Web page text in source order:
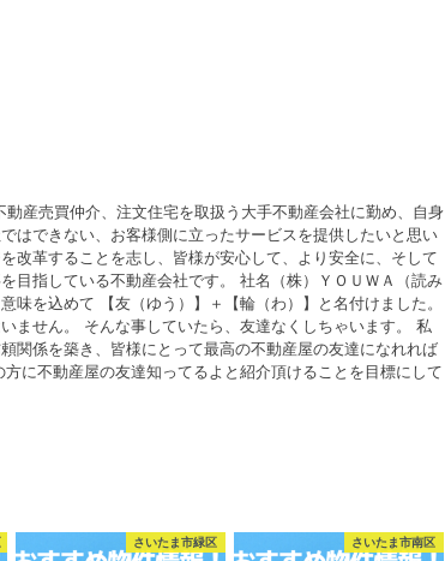
産売買仲介、注文住宅を取扱う大手不動産会社に勤め、自身
はできない、お客様側に立ったサービスを提供したいと思い
改革することを志し、皆様が安心して、より安全に、そして
目指している不動産会社です。 社名（株）ＹＯＵＷＡ（読み
味を込めて 【友（ゆう）】＋【輪（わ）】と名付けました。
ません。 そんな事していたら、友達なくしちゃいます。 私
関係を築き、皆様にとって最高の不動産屋の友達になれれば
に不動産屋の友達知ってるよと紹介頂けることを目標にして
さいたま市緑区 さいたま市南区